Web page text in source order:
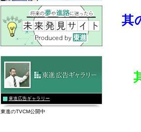
其
東進広告ギャラリー
東進のTVCM公開中